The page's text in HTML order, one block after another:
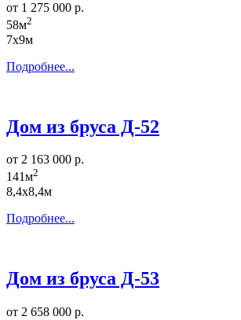
от 1 275 000 р.
58м2
7х9м
Подробнее...
Дом из бруса Д-52
от 2 163 000 р.
141м2
8,4х8,4м
Подробнее...
Дом из бруса Д-53
от 2 658 000 р.